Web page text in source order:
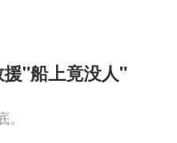
"船上竟没人"